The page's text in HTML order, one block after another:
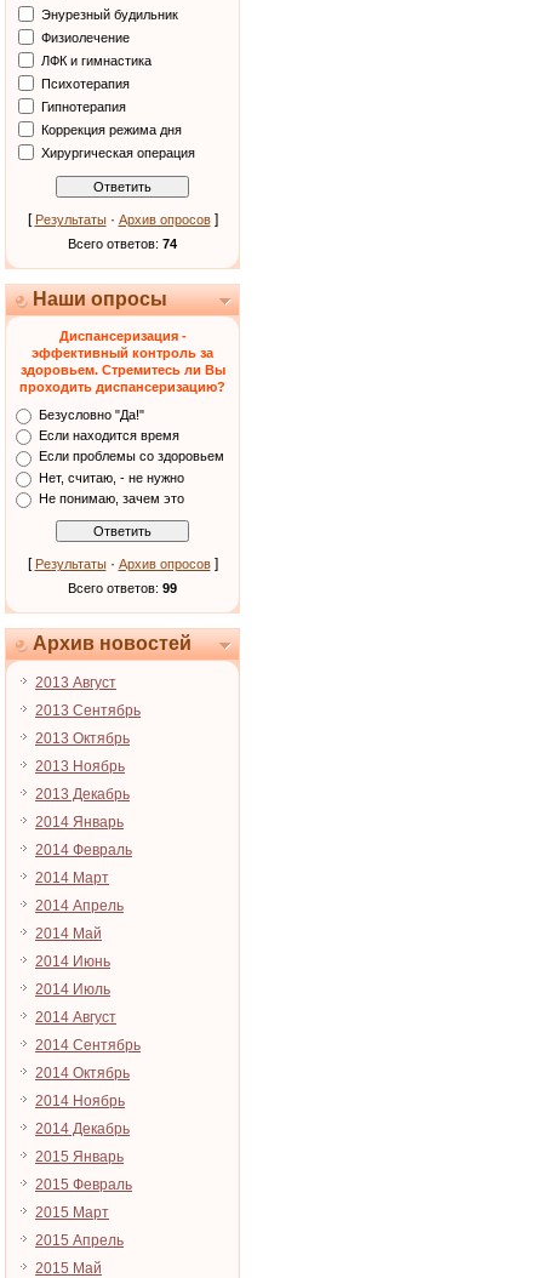
Энурезный будильник
Физиолечение
ЛФК и гимнастика
Психотерапия
Гипнотерапия
Коррекция режима дня
Хирургическая операция
[ Результаты· Архив опросов]
Всего ответов: 74
Наши опросы
Диспансеризация -
эффективный контроль за
здоровьем. Стремитесь ли Вы
проходить диспансеризацию?
Безусловно "Да!"
Если находится время
Если проблемы со здоровьем
Нет, считаю, - не нужно
Не понимаю, зачем это
[ Результаты· Архив опросов]
Всего ответов: 99
Архив новостей
2013 Август
2013 Сентябрь
2013 Октябрь
2013 Ноябрь
2013 Декабрь
2014 Январь
2014 Февраль
2014 Март
2014 Апрель
2014 Май
2014 Июнь
2014 Июль
2014 Август
2014 Сентябрь
2014 Октябрь
2014 Ноябрь
2014 Декабрь
2015 Январь
2015 Февраль
2015 Март
2015 Апрель
2015 Май